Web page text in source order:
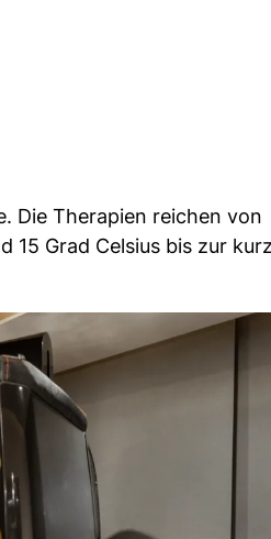
Die Therapien reichen von
15 Grad Celsius bis zur